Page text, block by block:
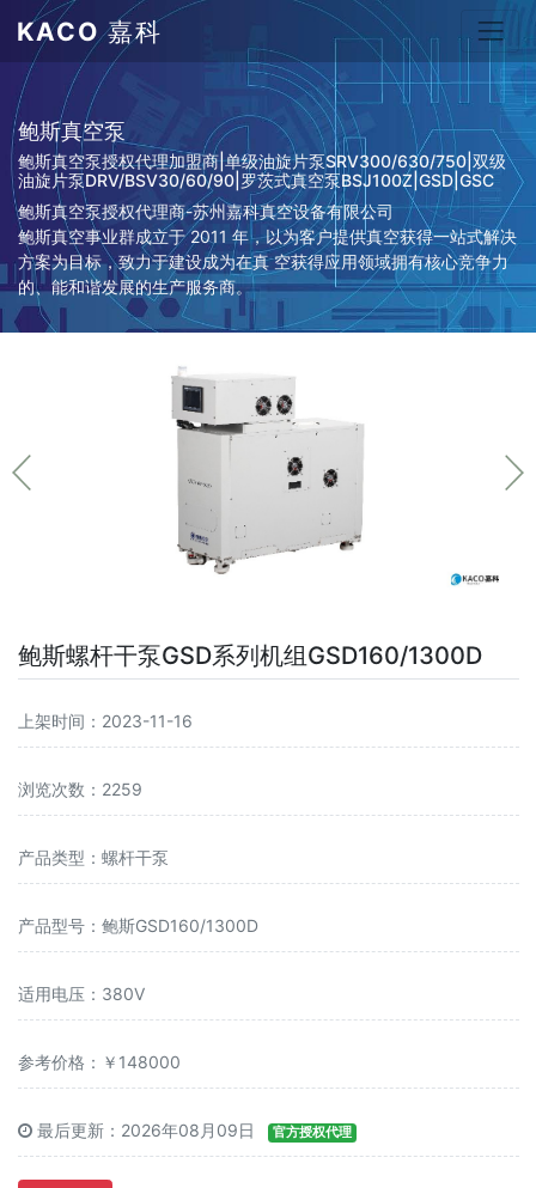
KACO嘉科
鲍斯真空泵
鲍斯真空泵授权代理加盟商|单级油旋片泵SRV300/630/750|双级
油旋片泵DRV/BSV30/60/90|罗茨式真空泵BSJ100Z|GSD|GSC
鲍斯真空泵授权代理商-苏州嘉科真空设备有限公司
鲍斯真空事业群成立于 2011 年，以为客户提供真空获得一站式解决
方案为目标，致力于建设成为在真 空获得应用领域拥有核心竞争力
的、能和谐发展的生产服务商。
鲍斯螺杆干泵GSD系列机组GSD160/1300D
上架时间：2023-11-16
浏览次数：2259
产品类型：螺杆干泵
产品型号：鲍斯GSD160/1300D
适用电压：380V
参考价格：￥148000
最后更新：2026年08月09日 官方授权代理